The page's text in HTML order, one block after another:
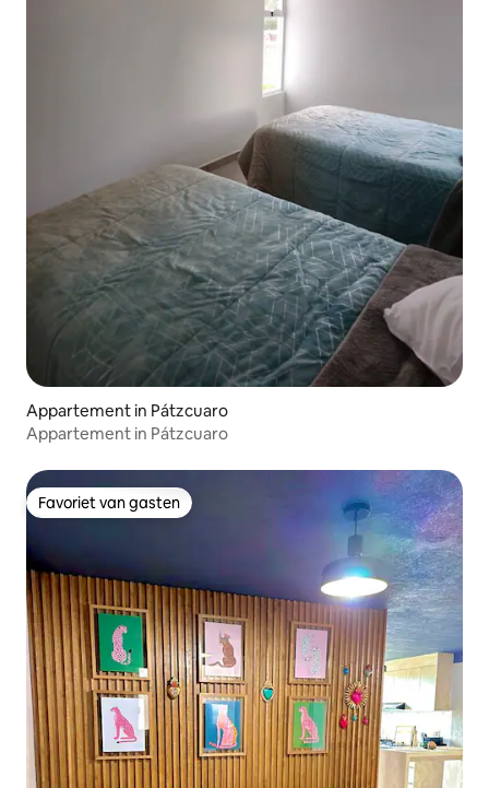
Appartement in Pátzcuaro
Appartement in Pátzcuaro
Favoriet van gasten
Favoriet van gasten